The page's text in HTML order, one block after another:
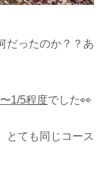
だったのか？？あ
1/5程度でした👀
とても同じコース